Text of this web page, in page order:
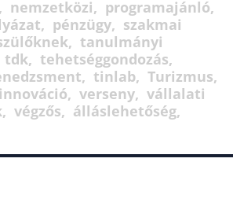
nemzetközi
programajánló
pénzügy
szakmai
tanulmányi
tdk
tehetséggondozás
tinlab
Turizmus
verseny
vállalati
végzős
álláslehetőség